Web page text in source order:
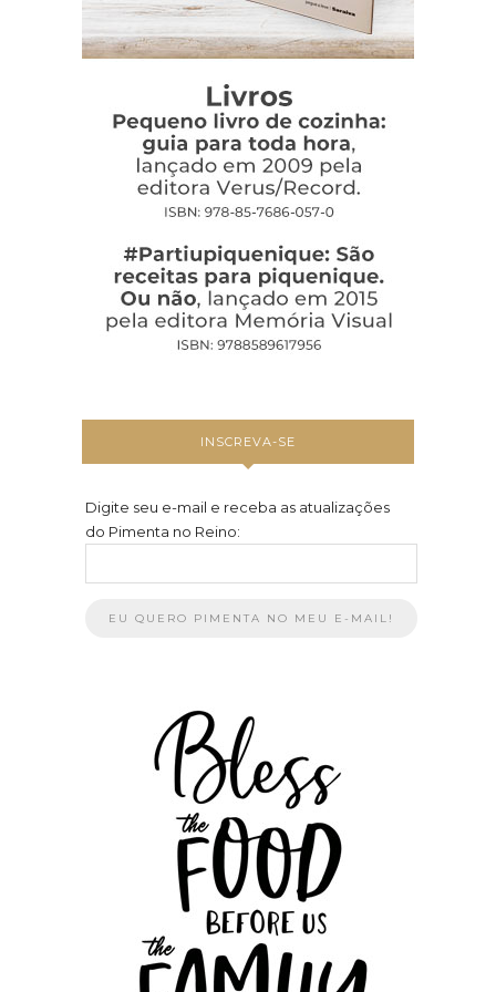
INSCREVA-SE
Digite seu e-mail e receba as atualizações
do Pimenta no Reino: